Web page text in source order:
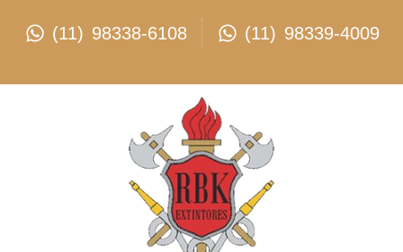
(11) 98338-6108 (11) 98339-4009